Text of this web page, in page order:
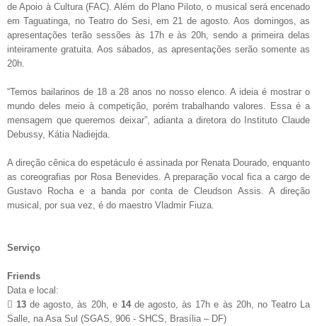
de Apoio à Cultura (FAC). Além do Plano Piloto, o musical será encenado
em Taguatinga, no Teatro do Sesi, em 21 de agosto. Aos domingos, as
apresentações terão sessões às 17h e às 20h, sendo a primeira delas
inteiramente gratuita. Aos sábados, as apresentações serão somente as
20h.
“Temos bailarinos de 18 a 28 anos no nosso elenco. A ideia é mostrar o
mundo deles meio à competição, porém trabalhando valores. Essa é a
mensagem que queremos deixar”, adianta a diretora do Instituto Claude
Debussy, Kátia Nadiejda.
A direção cênica do espetáculo é assinada por Renata Dourado, enquanto
as coreografias por Rosa Benevides. A preparação vocal fica a cargo de
Gustavo Rocha e a banda por conta de Cleudson Assis. A direção
musical, por sua vez, é do maestro Vladmir Fiuza.
Serviço
Friends
Data e local:
 13 de agosto, às 20h, e 14de agosto, às 17h e às 20h, no Teatro La
Salle, na Asa Sul (SGAS, 906 - SHCS, Brasília – DF)